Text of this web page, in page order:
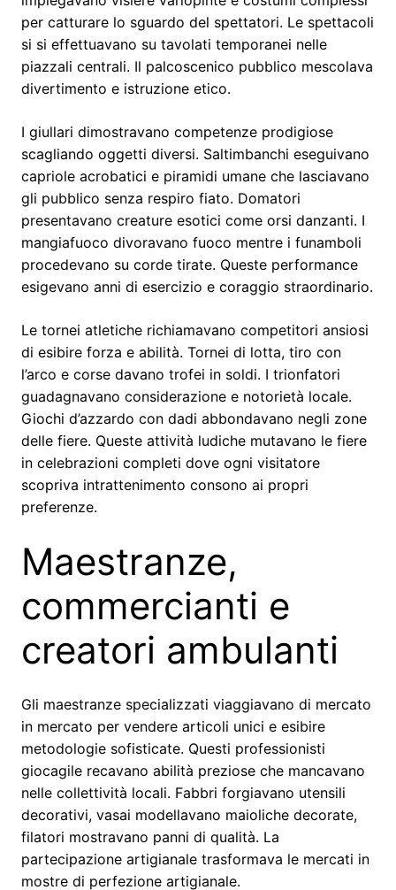
per catturare lo sguardo del spettatori. Le spettacoli
si si effettuavano su tavolati temporanei nelle
piazzali centrali. Il palcoscenico pubblico mescolava
divertimento e istruzione etico.
I giullari dimostravano competenze prodigiose
scagliando oggetti diversi. Saltimbanchi eseguivano
capriole acrobatici e piramidi umane che lasciavano
gli pubblico senza respiro fiato. Domatori
presentavano creature esotici come orsi danzanti. I
mangiafuoco divoravano fuoco mentre i funamboli
procedevano su corde tirate. Queste performance
esigevano anni di esercizio e coraggio straordinario.
Le tornei atletiche richiamavano competitori ansiosi
di esibire forza e abilità. Tornei di lotta, tiro con
l’arco e corse davano trofei in soldi. I trionfatori
guadagnavano considerazione e notorietà locale.
Giochi d’azzardo con dadi abbondavano negli zone
delle fiere. Queste attività ludiche mutavano le fiere
in celebrazioni completi dove ogni visitatore
scopriva intrattenimento consono ai propri
preferenze.
Maestranze,
commercianti e
creatori ambulanti
Gli maestranze specializzati viaggiavano di mercato
in mercato per vendere articoli unici e esibire
metodologie sofisticate. Questi professionisti
giocagile recavano abilità preziose che mancavano
nelle collettività locali. Fabbri forgiavano utensili
decorativi, vasai modellavano maioliche decorate,
filatori mostravano panni di qualità. La
partecipazione artigianale trasformava le mercati in
mostre di perfezione artigianale.